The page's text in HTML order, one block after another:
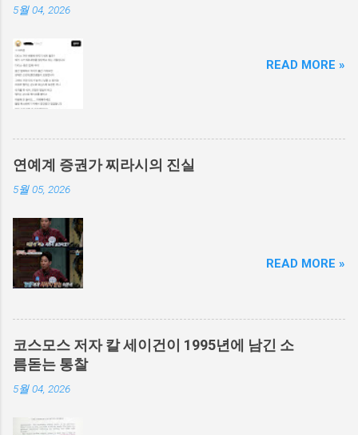
5월 04, 2026
READ MORE »
연예계 증권가 찌라시의 진실
5월 05, 2026
READ MORE »
코스모스 저자 칼 세이건이 1995년에 남긴 소
름돋는 통찰
5월 04, 2026